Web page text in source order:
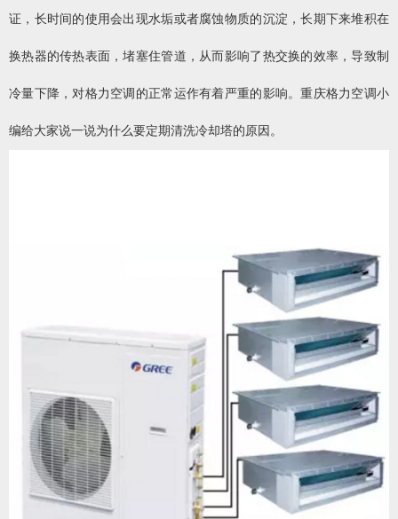
证，长时间的使用会出现水垢或者腐蚀物质的沉淀，长期下来堆积在
换热器的传热表面，堵塞住管道，从而影响了热交换的效率，导致制
冷量下降，对格力空调的正常运作有着严重的影响。重庆格力空调小
编给大家说一说为什么要定期清洗冷却塔的原因。